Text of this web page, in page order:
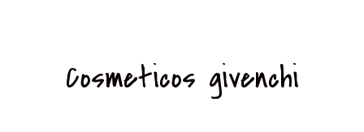
Cosmeticos givenchi